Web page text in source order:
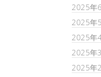
2025年
2025年
2025年
2025年
2025年